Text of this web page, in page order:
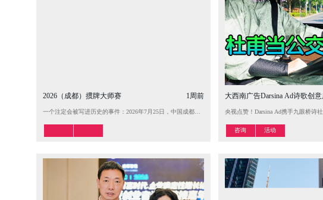

2026（成都）掼牌大师赛 1周前
一个注定会被写进历史的事件：2026年7月25日，中国成都，由Darsina Ad大西南广告策划组织并主办，

大西南广告Darsina Ad诗歌创
央视点赞！Darsina Ad携手九眼桥诗
咨询 活动